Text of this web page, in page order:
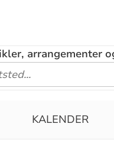
arrangementer
KALENDER